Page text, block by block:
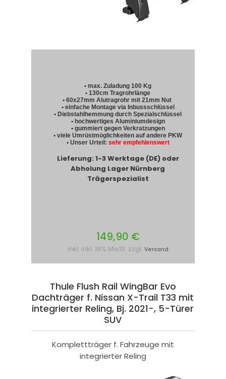
• max. Zuladung 100 Kg
• 130cm Tragrohrlänge
• 60x27mm Alutragrohr mit 21mm Nut
• einfache Montage via Inbussschlüssel
• Diebstahlhemmung durch Spezialschlüssel
• hochwertiges Aluminiumdesign
• gummiert gegen Verkratzungen
• viele Umrüstmöglichkeiten auf andere PKW
• Unser Urteil: sehr empfehlenswert
Lieferung: 1-3 Werktage (DE) oder
Abholung Lager Nürnberg
Trägerspezialist
149,90 €
inkl. inkl. 19% MwSt. zzgl. Versand
Thule Flush Rail WingBar Evo
Dachträger f. Nissan X-Trail T33 mit
integrierter Reling, Bj. 2021-, 5-Türer
SUV
Komplettträger f. Fahrzeuge mit
integrierter Reling